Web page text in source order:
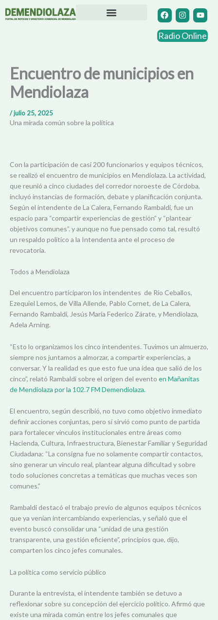
F
a
c
e
b
I
n
s
t
a
m
Y
o
u
t
u
Radio Online
Encuentro de municipios en
Mendiolaza
/julio 25, 2025
Una mirada común sobre la política
Con la participación de casi 200 funcionarios y equipos técnicos,
se realizó el encuentro de municipios en Mendiolaza. La actividad,
que reunió a cinco ciudades del corredor noroeste de Córdoba,
incluyó instancias de formación, debate y planificación conjunta.
Según el intendente de La Calera, Fernando Rambaldi, fue un
espacio para “compartir experiencias de gestión” y “plantear
objetivos comunes”. y aunque no fue pensado como tal, resultó
un respaldo político a la Intendenta ante el proceso de
revocatoria.
Todos a Mendiolaza
Del encuentro participaron los intendentes de Río Ceballos,
Ezequiel Lemos, de Villa Allende, Pablo Cornet, de La Calera,
Fernando Rambaldi, Jesús María Federico Zárate, y Mendiolaza,
Adela Arning.
“Esto lo organizamos los cinco intendentes. Tuvimos un almuerzo,
siempre nos juntamos a almorzar, a compartir experiencias, a
conversar. Y la realidad es que esto fue una idea que salió de los
cinco”, relató Rambaldi sobre el origen del evento en Mañanitas
de Mendiolaza por la 102.7 FM Demendiolaza.
El encuentro, según describió, no tuvo como objetivo inmediato
definir acciones conjuntas, pero sí sirvió como punto de partida
para fortalecer vínculos institucionales entre áreas como
Hacienda, Cultura, Infraestructura, Bienestar Familiar y Seguridad
Ciudadana: “La consigna fue no solamente compartir contactos,
sino generar un vínculo real, plantear alguna dificultad y sobre
todo soluciones concretas a temáticas que muchas veces son
comunes.”
Rambaldi destacó el trabajo previo de algunos equipos técnicos
que ya venían intercambiando experiencias, y señaló que el
evento buscó consolidar una “unidad de una gestión
transparente, una gestión eficiente”, principios que, dijo,
comparten los cinco jefes comunales.
La política como servicio público
Durante la entrevista, el intendente también se detuvo a
reflexionar sobre su concepción del ejercicio político. Afirmó que
existe una mirada común entre los jefes comunales que